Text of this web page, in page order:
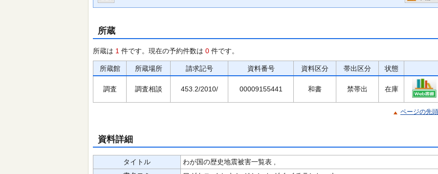
所蔵
所蔵は 1 件です。現在の予約件数は 0 件です。
所蔵館 所蔵場所 請求記号 資料番号 資料区分 帯出区分 状態
調査 調査相談 453.2/2010/ 00009155441 和書 禁帯出 在庫
ページの先
資料詳細
タイトル
わが国の歴史地震被害一覧表 ,